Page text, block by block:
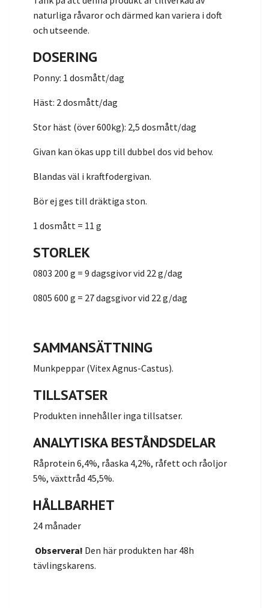
naturliga råvaror och därmed kan variera i doft
och utseende.
DOSERING
Ponny: 1 dosmått/dag
Häst: 2 dosmått/dag
Stor häst (över 600kg): 2,5 dosmått/dag
Givan kan ökas upp till dubbel dos vid behov.
Blandas väl i kraftfodergivan.
Bör ej ges till dräktiga ston.
1 dosmått = 11 g
STORLEK
0803 200 g = 9 dagsgivor vid 22 g/dag
0805 600 g = 27 dagsgivor vid 22 g/dag
SAMMANSÄTTNING
Munkpeppar (Vitex Agnus-Castus).
TILLSATSER
Produkten innehåller inga tillsatser.
ANALYTISKA BESTÅNDSDELAR
Råprotein 6,4%, råaska 4,2%, råfett och råoljor
5%, växttråd 45,5%.
HÅLLBARHET
24 månader
Observera! Den här produkten har 48h
tävlingskarens.